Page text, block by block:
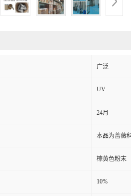
广泛
UV
24月
本品为蔷薇
棕黄色粉末
10%